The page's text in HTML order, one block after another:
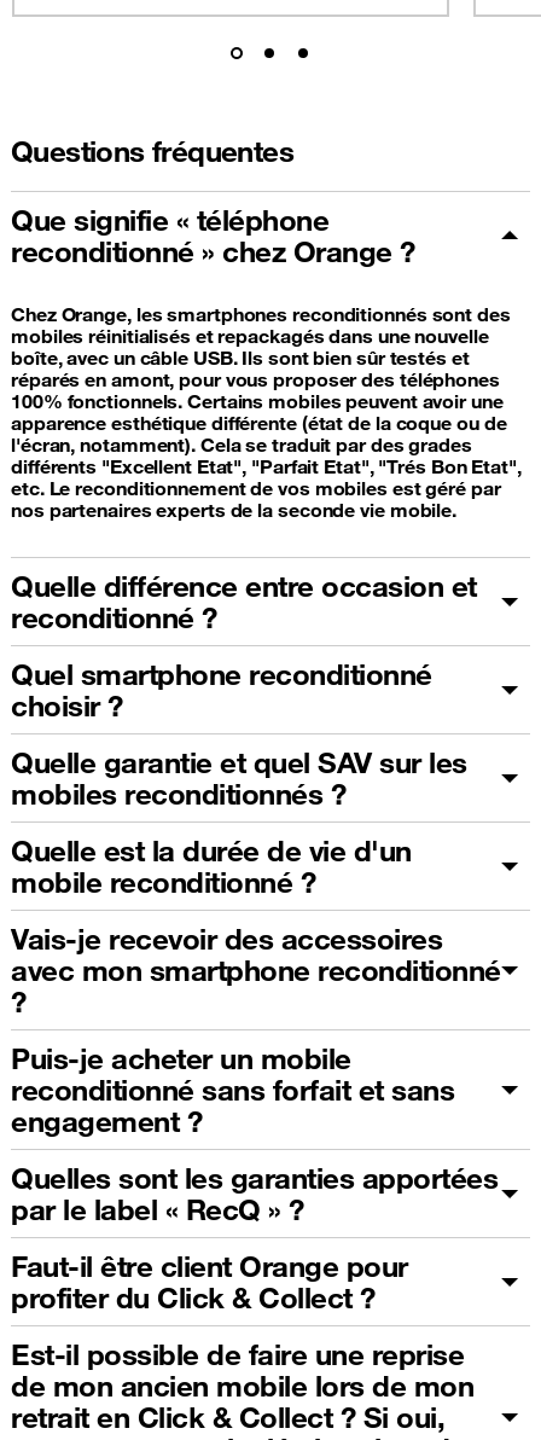
Questions fréquentes
Que signifie « téléphone
reconditionné » chez Orange ?
Chez Orange, les smartphones reconditionnés sont des
mobiles réinitialisés et repackagés dans une nouvelle
boîte, avec un câble USB. Ils sont bien sûr testés et
réparés en amont, pour vous proposer des téléphones
100% fonctionnels. Certains mobiles peuvent avoir une
apparence esthétique différente (état de la coque ou de
l'écran, notamment). Cela se traduit par des grades
différents "Excellent Etat", "Parfait Etat", "Trés Bon Etat",
etc. Le reconditionnement de vos mobiles est géré par
nos partenaires experts de la seconde vie mobile.
Quelle différence entre occasion et
reconditionné ?
Quel smartphone reconditionné
choisir ?
Quelle garantie et quel SAV sur les
mobiles reconditionnés ?
Quelle est la durée de vie d'un
mobile reconditionné ?
Vais-je recevoir des accessoires
avec mon smartphone reconditionné
?
Puis-je acheter un mobile
reconditionné sans forfait et sans
engagement ?
Quelles sont les garanties apportées
par le label « RecQ » ?
Faut-il être client Orange pour
profiter du Click & Collect ?
Est-il possible de faire une reprise
de mon ancien mobile lors de mon
retrait en Click & Collect ? Si oui,